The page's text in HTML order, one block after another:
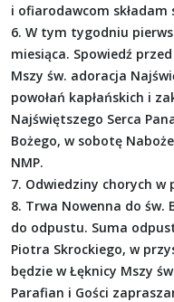
i ofiarodawcom składam
6. W tym tygodniu
miesiąca. Spowiedź
Mszy św. adoracja
powołań kapłańskich i
Najświętszego Serca
Bożego, w sobotę
NMP.
7. Odwiedziny chorych w
8. Trwa Nowenna do
do odpustu. Suma
Piotra Skrockiego, w
będzie w Łęknicy Mszy
Parafian i Gości